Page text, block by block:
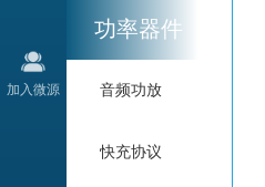
加入微源
功率器件
音频功放
快充协议